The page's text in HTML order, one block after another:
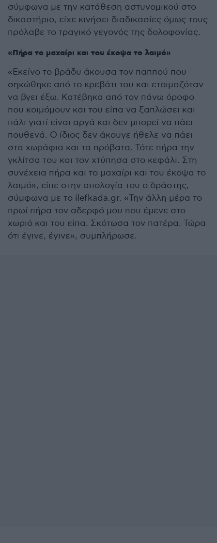
σύμφωνα με την κατάθεση αστυνομικού στο
δικαστήριο, είχε κινήσει διαδικασίες όμως τους
πρόλαβε το τραγικό γεγονός της δολοφονίας.
«Πήρα το μαχαίρι και του έκοψα το λαιμό»
«Εκείνο το βράδυ άκουσα τον παππού που
σηκώθηκε από το κρεβάτι του και ετοιμαζόταν
να βγει έξω. Κατέβηκα από τον πάνω όροφο
που κοιμόμουν και του είπα να ξαπλώσει και
πάλι γιατί είναι αργά και δεν μπορεί να πάει
πουθενά. Ο ίδιος δεν άκουγε ήθελε να πάει
στα χωράφια και τα πρόβατα. Τότε πήρα την
γκλίτσα του και τον χτύπησα στο κεφάλι. Στη
συνέχεια πήρα και το μαχαίρι και του έκοψα το
λαιμό», είπε στην απολογία του ο δράστης,
σύμφωνα με το ilefkada.gr. «Την άλλη μέρα το
πρωί πήρα τον αδερφό μου που έμενε στο
χωριό και του είπα. Σκότωσα τον πατέρα. Τώρα
ότι έγινε, έγινε», συμπλήρωσε.